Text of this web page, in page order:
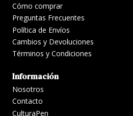
Cómo comprar
Preguntas Frecuentes
Política de Envíos
Cambios y Devoluciones
Términos y Condiciones
Información
Nosotros
Contacto
CulturaPen